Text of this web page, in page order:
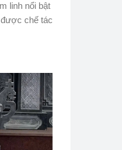
linh nổi bật
chế tác